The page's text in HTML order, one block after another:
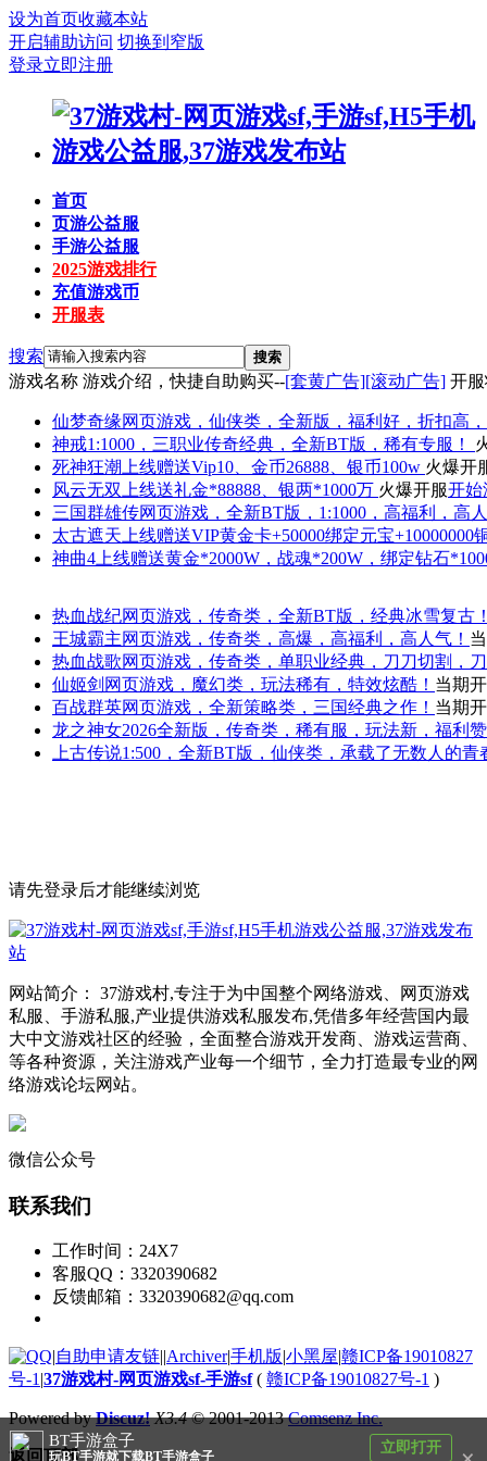
BT手游盒子
玩BT手游就下载BT手游盒子
立即打开
设为首页收藏本站
开启辅助访问 切换到窄版
登录立即注册
首页
页游公益服
手游公益服
2025游戏排行
充值游戏币
开服表
搜索 搜索
游戏名称 游戏介绍，快捷自助购买--[套黄广告][滚动广告] 开
仙梦奇缘网页游戏，仙侠类，全新版，福利好，折扣高
神戒1:1000，三职业传奇经典，全新BT版，稀有专服！
死神狂潮 上线赠送Vip10、金币26888、银币100w 火爆开
风云无双 上线送礼金*88888、银两*1000万 火爆开服开始
三国群雄传网页游戏，全新BT版，1:1000，高福利，高
太古遮天 上线赠送VIP黄金卡+50000绑定元宝+10000000
神曲4 上线赠送黄金*2000W，战魂*200W，绑定钻石
热血战纪网页游戏，传奇类，全新BT版，经典冰雪复古
王城霸主网页游戏，传奇类，高爆，高福利，高人气！
热血战歌网页游戏，传奇类，单职业经典，刀刀切割，
仙姬剑 网页游戏，魔幻类，玩法稀有，特效炫酷！ 当期
百战群英网页游戏，全新策略类，三国经典之作！ 当期
龙之神女2026全新版，传奇类，稀有服，玩法新，福利
上古传说1:500，全新BT版，仙侠类，承载了无数人的青
请先登录后才能继续浏览
网站简介： 37游戏村,专注于为中国整个网络游戏、网页游戏
私服、手游私服,产业提供游戏私服发布,凭借多年经营国内最
大中文游戏社区的经验，全面整合游戏开发商、游戏运营商、
等各种资源，关注游戏产业每一个细节，全力打造最专业的网
络游戏论坛网站。
微信公众号
联系我们
工作时间：24X7
客服QQ：3320390682
反馈邮箱：3320390682@qq.com
|自助申请友链||Archiver|手机版|小黑屋|赣ICP备19010827
号-1 |37游戏村-网页游戏sf-手游sf( 赣ICP备19010827号-1 )
Powered byDiscuz! X3.4 © 2001-2013Comsenz Inc.
返回顶部